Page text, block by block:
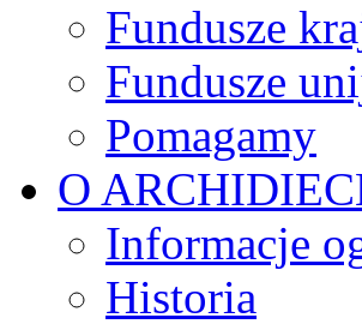
Fundusze
Fundusze
Pomagamy
O
Informacje
Historia